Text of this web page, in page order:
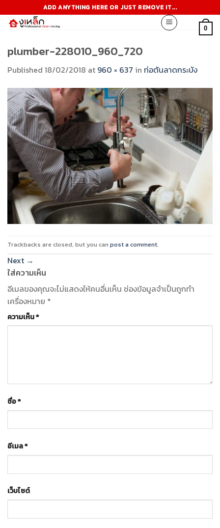
to
content
ADD ANYTHING HERE OR JUST REMOVE IT...
0
plumber-228010_960_720
Published 18/02/2018 at 960 × 637 in ท่อตันลาดกระบัง
Trackbacks are closed, but you can post a comment.
Next →
ใส่ความเห็น
อีเมลของคุณจะไม่แสดงให้คนอื่นเห็น ช่องข้อมูลจำเป็นถูกทำ
เครื่องหมาย *
ความเห็น*
ชื่อ*
อีเมล*
เว็บไซต์